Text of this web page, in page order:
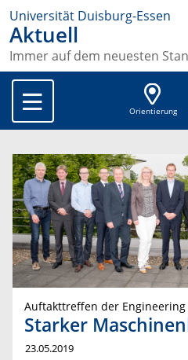
Universität Duisburg-Essen
Aktuell
Immer auf dem neuesten
Orientierung
Auftakttreffen der
Starker
23.05.2019